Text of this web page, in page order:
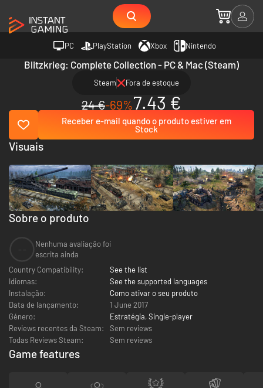
PC PlayStation Xbox Nintendo
Blitzkrieg: Complete Collection - PC & Mac (Steam)
Steam Fora de estoque
24 €-69%7.43 €
Receber e-mail quando o produto estiver em
Stock
Sobre o produto
Nenhuma avaliação foi
escrita ainda
Country Compatibility:
See the list
Idiomas:
See the supported languages
Instalação:
Como ativar o seu produto
Data de lançamento:
1 June 2017
Género:
Estratégia, Single-player
Reviews recentes da Steam:
Sem reviews
Todas Reviews Steam:
Sem reviews
Visuais
Game features